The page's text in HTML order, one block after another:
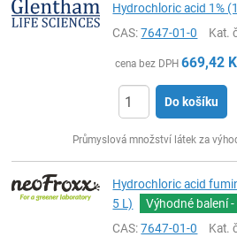
Hydrochloric acid 1%
CAS:7647-01-0 Kat.
cena bez DPH 669,42
Do košíku
Průmyslová množství látek za
Hydrochloric acid
5 L)
Výhodné balení -
CAS:7647-01-0 Kat.